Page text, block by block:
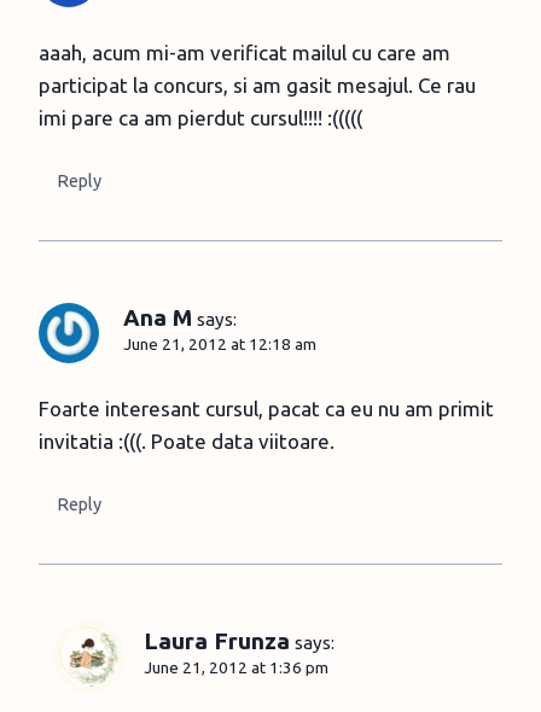
aaah, acum mi-am verificat mailul cu care am
participat la concurs, si am gasit mesajul. Ce rau
imi pare ca am pierdut cursul!!!! :(((((
Reply
Ana M says:
June 21, 2012 at 12:18 am
Foarte interesant cursul, pacat ca eu nu am primit
invitatia :(((. Poate data viitoare.
Reply
Laura Frunza says:
June 21, 2012 at 1:36 pm